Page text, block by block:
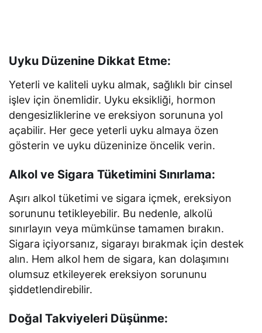
Uyku Düzenine Dikkat Etme:
Yeterli ve kaliteli uyku almak, sağlıklı bir cinsel
işlev için önemlidir. Uyku eksikliği, hormon
dengesizliklerine ve ereksiyon sorununa yol
açabilir. Her gece yeterli uyku almaya özen
gösterin ve uyku düzeninize öncelik verin.
Alkol ve Sigara Tüketimini Sınırlama:
Aşırı alkol tüketimi ve sigara içmek, ereksiyon
sorununu tetikleyebilir. Bu nedenle, alkolü
sınırlayın veya mümkünse tamamen bırakın.
Sigara içiyorsanız, sigarayı bırakmak için destek
alın. Hem alkol hem de sigara, kan dolaşımını
olumsuz etkileyerek ereksiyon sorununu
şiddetlendirebilir.
Doğal Takviyeleri Düşünme: